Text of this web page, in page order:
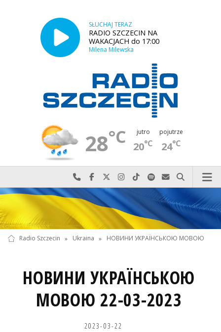
SŁUCHAJ TERAZ
RADIO SZCZECIN NA
WAKACJACH do 17:00
Milena Milewska
28°C jutro
20°C
pojutrze
24°C
Najlepiej po prostu do nas zadzwoń
Odwiedź nas na Facebook-u
Odwiedź nas na X
Odwiedź nas na Instagram-ie
Odwiedź nas na TikTok-u
Szukaj nas na Spotify
Wyślij do nas
Szukaj
Radio Szczecin » Ukraina » НОВИНИ УКРАЇНСЬКОЮ МОВОЮ
НОВИНИ УКРАЇНСЬКОЮ
МОВОЮ 22-03-2023
2023-03-22